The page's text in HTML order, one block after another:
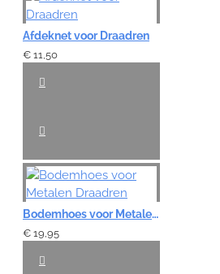
Afdeknet voor Draadren
€ 11,50
Bodemhoes voor Metalen Draadren
€ 19,95